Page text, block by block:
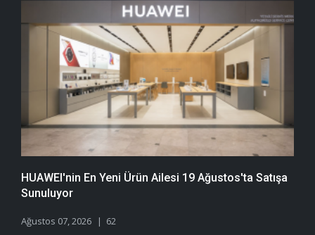
HUAWEI'nin En Yeni Ürün Ailesi 19 Ağustos'ta Satışa
Sunuluyor
Ağustos 07, 2026 62